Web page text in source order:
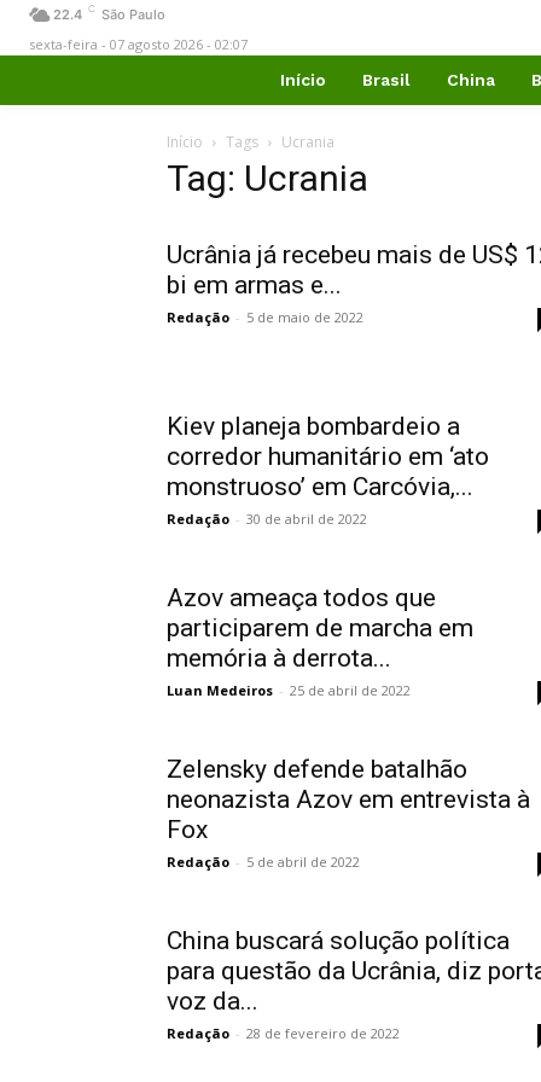
22.4 C São Paulo
sexta-feira - 07 agosto 2026 - 02:07
Início Brasil China
Início Tags Ucrania
Tag: Ucrania
Ucrânia já recebeu mais de US$
bi em armas e...
Redação - 5 de maio de 2022
Kiev planeja bombardeio a
corredor humanitário em ‘ato
monstruoso’ em Carcóvia,...
Redação - 30 de abril de 2022
Azov ameaça todos que
participarem de marcha em
memória à derrota...
Luan Medeiros - 25 de abril de 2022
Zelensky defende batalhão
neonazista Azov em entrevista à
Fox
Redação - 5 de abril de 2022
China buscará solução política
para questão da Ucrânia, diz
voz da...
Redação - 28 de fevereiro de 2022